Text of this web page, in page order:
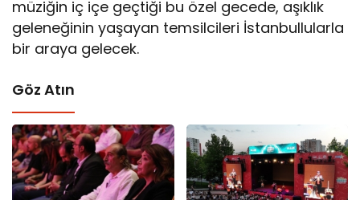
müziğin iç içe geçtiği bu özel gecede, aşıklık
geleneğinin yaşayan temsilcileri İstanbullularla
bir araya gelecek.
Göz Atın